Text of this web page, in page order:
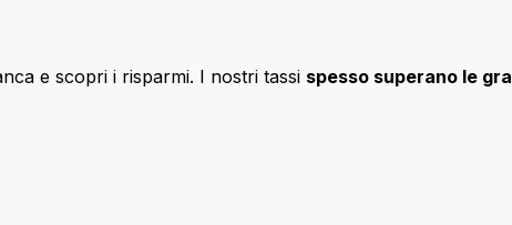
e scopri i risparmi. I nostri tassi spesso superano le